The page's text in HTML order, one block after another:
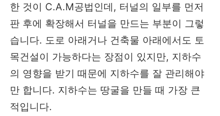
한 것이 C.A.M공법인데, 터널의 일부를 먼저
판 후에 확장해서 터널을 만드는 부분이 그렇
습니다. 도로 아래거나 건축물 아래에서도 토
목건설이 가능하다는 장점이 있지만, 지하수
의 영향을 받기 때문에 지하수를 잘 관리해야
만 합니다. 지하수는 땅굴을 만들 때 가장 큰
적입니다.